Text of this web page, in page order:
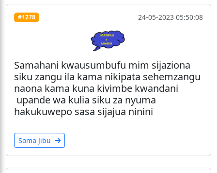
#1278 24-05-2023 05:50:08
Samahani kwausumbufu mim sijaziona
siku zangu ila kama nikipata sehemzangu
naona kama kuna kivimbe kwandani
upande wa kulia siku za nyuma
hakukuwepo sasa sijajua ninini
Soma Jibu